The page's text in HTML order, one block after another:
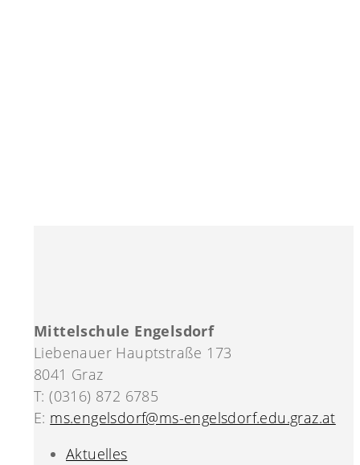
Mittelschule Engelsdorf
Liebenauer Hauptstraße 173
8041 Graz
T: (0316) 872 6785
E: ms.engelsdorf@ms-engelsdorf.edu.graz.at
Aktuelles